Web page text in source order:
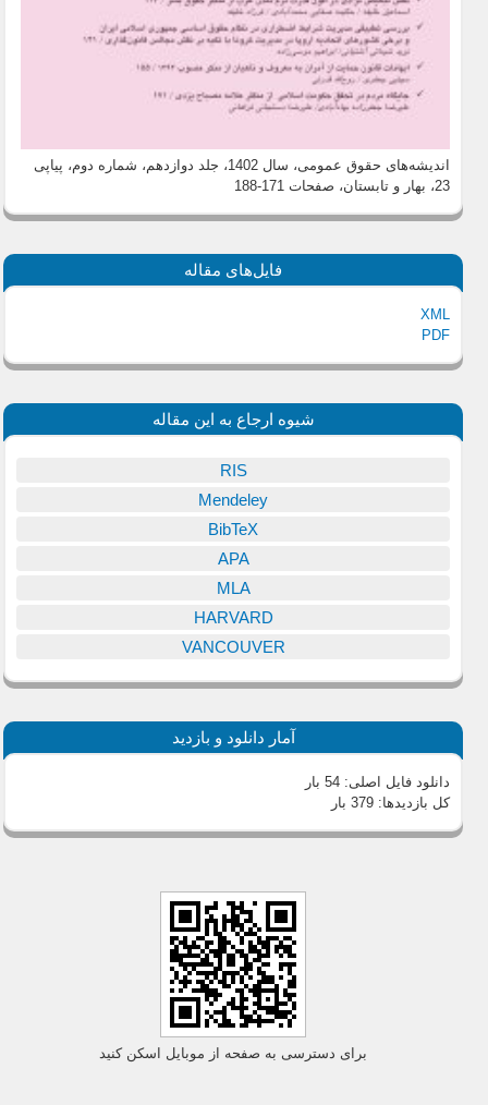
اندیشه‌های حقوق عمومی، سال 1402، جلد دوازدهم، شماره دوم، پیاپی
23، بهار و تابستان
، صفحات 171-188
فایل‌های مقاله
XML
PDF
شیوه ارجاع به این مقاله
RIS
Mendeley
BibTeX
APA
MLA
HARVARD
VANCOUVER
آمار دانلود و بازدید
دانلود فایل اصلی:54 بار
کل بازدیدها:379 بار
برای دسترسی به صفحه از موبایل اسکن کنید